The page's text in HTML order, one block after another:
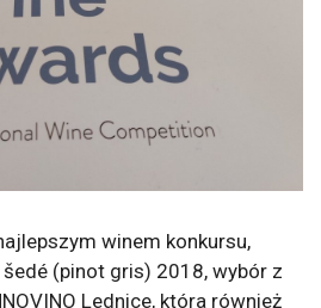
winem konkursu,
(pinot gris) 2018, wybór z
Lednice, która również